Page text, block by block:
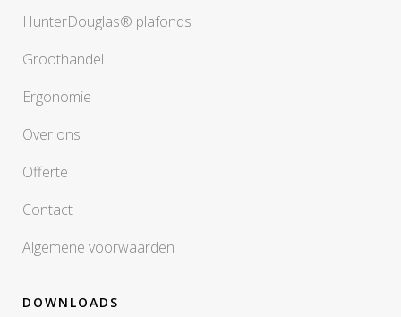
HunterDouglas® plafonds
Groothandel
Ergonomie
Over ons
Offerte
Contact
Algemene voorwaarden
DOWNLOADS